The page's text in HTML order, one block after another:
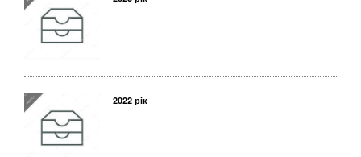
2022 рік